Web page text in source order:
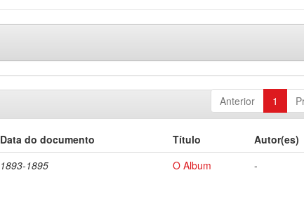
Anterior 1
Data do documento Título
Autor(es)
1893-1895
O Album -